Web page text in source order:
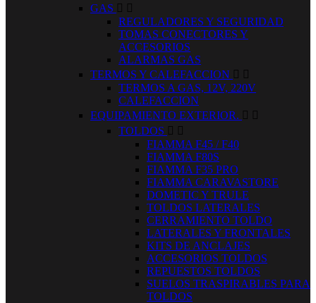
GAS  
REGULADORES Y SEGURIDAD
TOMAS CONECTORES Y
ACCESORIOS
ALARMAS GAS
TERMOS Y CALEFACCION  
TERMOS A GAS, 12V, 220V
CALEFACCION
EQUIPAMIENTO EXTERIOR.  
TOLDOS  
FIAMMA F45 / F40
FIAMMA F80S
FIAMMA F35 PRO
FIAMMA CARAVASTORE
DOMETIC Y TRULE
TOLDOS LATERALES
CERRAMIENTO TOLDO
LATERALES Y FRONTALES
KITS DE ANCLAJES
ACCESORIOS TOLDOS
REPUESTOS TOLDOS
SUELOS TRASPIRABLES PARA
TOLDOS